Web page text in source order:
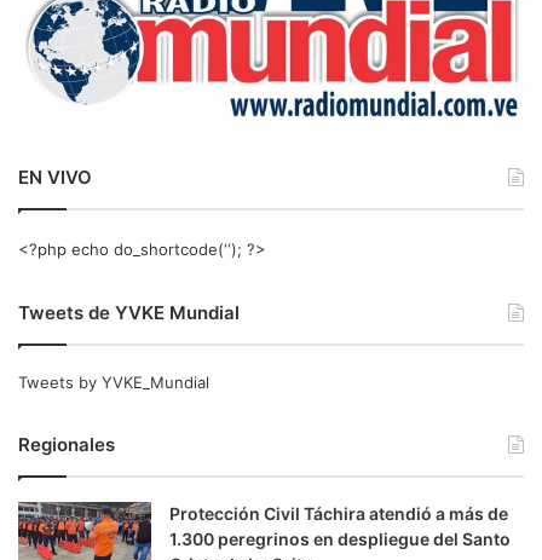
EN VIVO
<?php echo do_shortcode(‘‘); ?>
Tweets de YVKE Mundial
Tweets by YVKE_Mundial
Regionales
Protección Civil Táchira atendió a más de
1.300 peregrinos en despliegue del Santo